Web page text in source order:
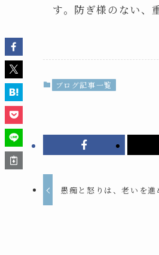
す。防ぎ様のない、
ブログ記事一覧
愚痴と怒りは、老いを進